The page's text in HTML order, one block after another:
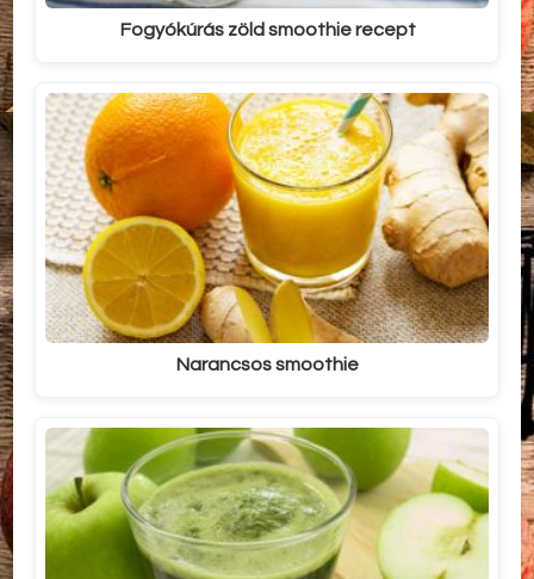
Fogyókúrás zöld smoothie recept
Narancsos smoothie